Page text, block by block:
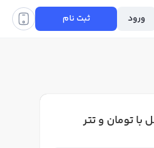
ورود ثبت نام
تومان و تتر